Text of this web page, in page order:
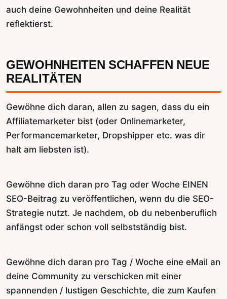
auch deine Gewohnheiten und deine Realität
reflektierst.
GEWOHNHEITEN SCHAFFEN NEUE
REALITÄTEN
Gewöhne dich daran, allen zu sagen, dass du ein
Affiliatemarketer bist (oder Onlinemarketer,
Performancemarketer, Dropshipper etc. was dir
halt am liebsten ist).
Gewöhne dich daran pro Tag oder Woche EINEN
SEO-Beitrag zu veröffentlichen, wenn du die SEO-
Strategie nutzt. Je nachdem, ob du nebenberuflich
anfängst oder schon voll selbstständig bist.
Gewöhne dich daran pro Tag / Woche eine eMail an
deine Community zu verschicken mit einer
spannenden / lustigen Geschichte, die zum Kaufen